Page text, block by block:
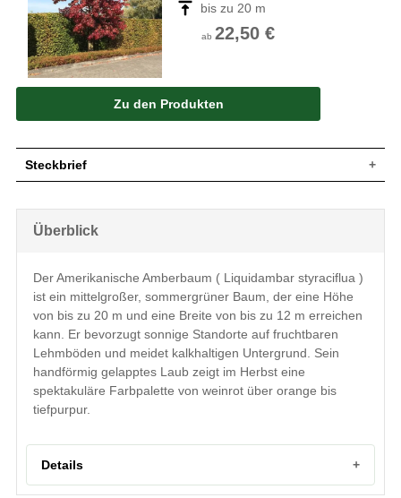
bis zu 20 m
ab 22,50 €
Zu den Produkten
Steckbrief
Wuchs
m breit
Wuchshöhe
bis zu 20 m
Blatt
Sommergrün, Oberseite glänzend grün,
Unterseite heller und matt, Herbstfarbe
variierend (weinrot, orange, gelb,
violettbraun, tiefpurpur), behaart,
handförmig gelappt, 5 bis 7 lappig, Rand
gesägt, bis zu 16 cm lang
Frucht
Blütezeit
Mai
später gräulich, tief gefurcht, Korkleisten
Überblick
Der Amerikanische Amberbaum ( Liquidambar styraciflua )
ist ein mittelgroßer, sommergrüner Baum, der eine Höhe
von bis zu 20 m und eine Breite von bis zu 12 m erreichen
kann. Er bevorzugt sonnige Standorte auf fruchtbaren
Lehmböden und meidet kalkhaltigen Untergrund. Sein
handförmig gelapptes Laub zeigt im Herbst eine
spektakuläre Farbpalette von weinrot über orange bis
tiefpurpur.
Details